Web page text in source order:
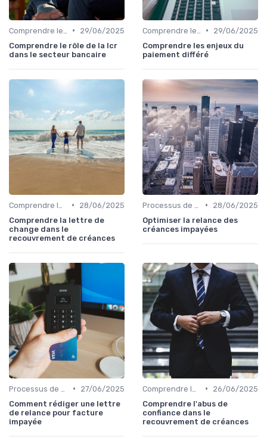
•
29/06/2025
Comprendre le rôle de la lcr
dans le secteur bancaire
•
29/06/2025
Comprendre les enjeux du
paiement différé
•
28/06/2025
Comprendre la lettre de
change dans le
recouvrement de créances
•
28/06/2025
Optimiser la relance des
créances impayées
•
27/06/2025
Comment rédiger une lettre
de relance pour facture
impayée
•
26/06/2025
Comprendre l'abus de
confiance dans le
recouvrement de créances